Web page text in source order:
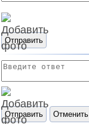
Отправить
Отправить Отменить